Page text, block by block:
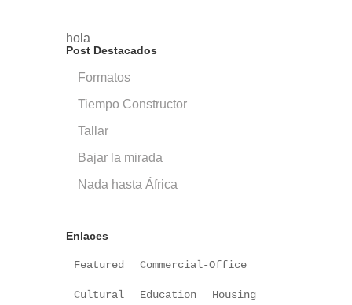
hola
Post Destacados
Formatos
Tiempo Constructor
Tallar
Bajar la mirada
Nada hasta África
Enlaces
Featured Commercial-Office
Cultural Education Housing